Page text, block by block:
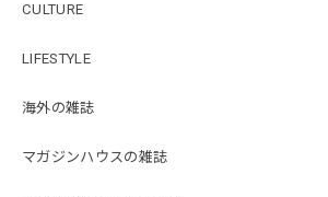
CULTURE
LIFESTYLE
海外の雑誌
マガジンハウスの雑誌